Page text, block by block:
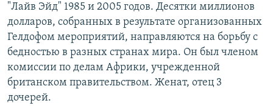
"Лайв Эйд" 1985 и 2005 годов. Десятки миллионов
долларов, собранных в результате организованных
Гелдофом мероприятий, направляются на борьбу с
бедностью в разных странах мира. Он был членом
комиссии по делам Африки, учрежденной
британском правительством. Женат, отец 3
дочерей.